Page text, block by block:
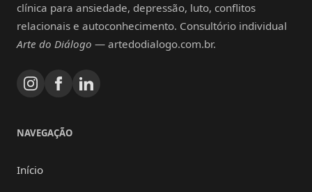
clínica para ansiedade, depressão, luto, conflitos
relacionais e autoconhecimento. Consultório individual
Arte do Diálogo — artedodialogo.com.br.
NAVEGAÇÃO
Início